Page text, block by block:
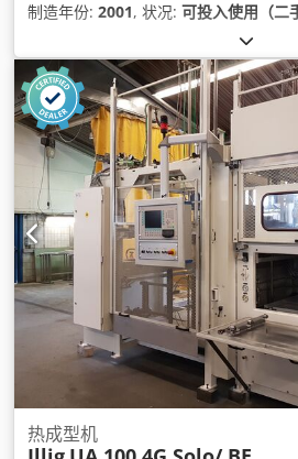
制造年份: 2001, 状况: 可投入使用（二
热成型机